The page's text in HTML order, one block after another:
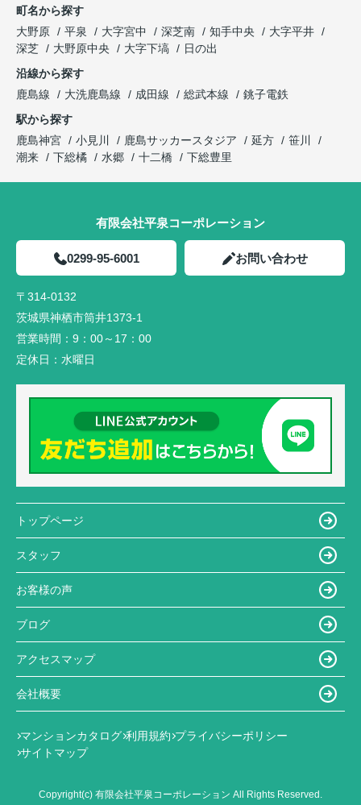
町名から探す
大野原
平泉 大字宮中 深芝南 知手中央
大字平井
深芝
大野原中央 大字下塙
日の出
沿線から探す
鹿島線
大洗鹿島線 成田線 総武本線
銚子電鉄
駅から探す
鹿島神宮
小見川 鹿島サッカースタジア 延方
笹川
潮来
下総橘 水郷 十二橋 下総豊里
有限会社平泉コーポレーション
0299-95-6001 お問い合わせ
〒314-0132
茨城県神栖市筒井1373-1
営業時間： 9：00～17：00
定休日： 水曜日
トップページ
スタッフ
お客様の声
ブログ
アクセスマップ
会社概要
マンションカタログ 利用規約 プライバシーポリシー
サイトマップ
Copyright(c) 有限会社平泉コーポレーション All Rights Reserved.